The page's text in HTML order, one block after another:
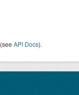
(seeAPI Docs).